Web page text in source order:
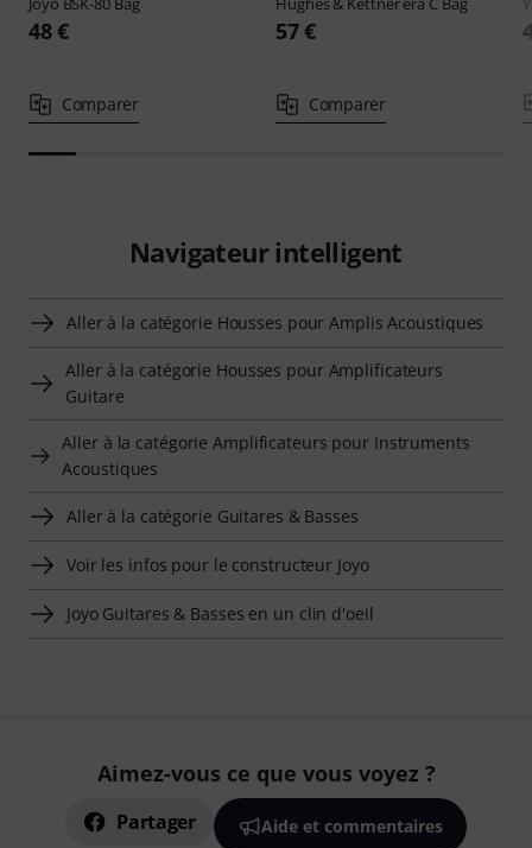
48 €
Comparer
57 €
Comparer
Navigateur intelligent
Aller à la catégorie Housses pour Amplis Acoustiques
Aller à la catégorie Housses pour Amplificateurs
Guitare
Aller à la catégorie Amplificateurs pour Instruments
Acoustiques
Aller à la catégorie Guitares & Basses
Voir les infos pour le constructeur Joyo
Joyo Guitares & Basses en un clin d'oeil
Aimez-vous ce que vous voyez ?
Partager Aide et commentaires